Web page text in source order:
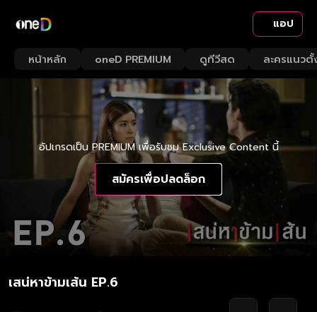
แอป
หน้าหลัก oneD PREMIUM ดูทีวีสด ละครแนวตั้
อัปเกรดเป็น PREMIUM เพื่อรับชม Exclusive Content นี้
สมัครเพื่อปลดล็อก
เสน่หาข้ามเส้น EP.6